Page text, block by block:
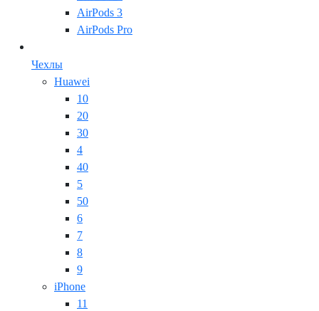
AirPods 3
AirPods Pro
Чехлы
Huawei
10
20
30
4
40
5
50
6
7
8
9
iPhone
11